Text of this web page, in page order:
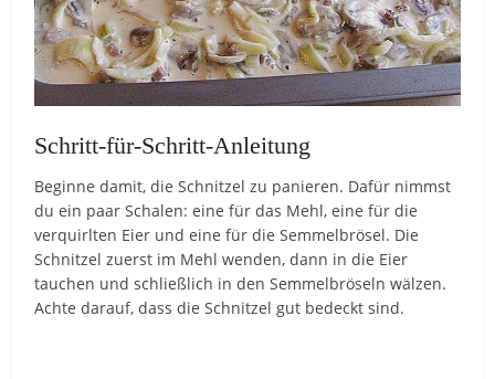
Schritt-für-Schritt-Anleitung
Beginne damit, die Schnitzel zu panieren. Dafür nimmst
du ein paar Schalen: eine für das Mehl, eine für die
verquirlten Eier und eine für die Semmelbrösel. Die
Schnitzel zuerst im Mehl wenden, dann in die Eier
tauchen und schließlich in den Semmelbröseln wälzen.
Achte darauf, dass die Schnitzel gut bedeckt sind.